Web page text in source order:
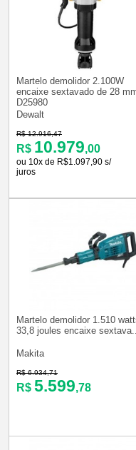
Martelo demolidor 2.100W
encaixe sextavado de 28
D25980
Dewalt
R$ 12.916,47
R$ 10.979,00
ou 10x de R$1.097,90 s/
juros
Martelo demolidor 1.510
33,8 joules encaixe sextava...
Makita
R$ 6.934,71
R$ 5.599,78